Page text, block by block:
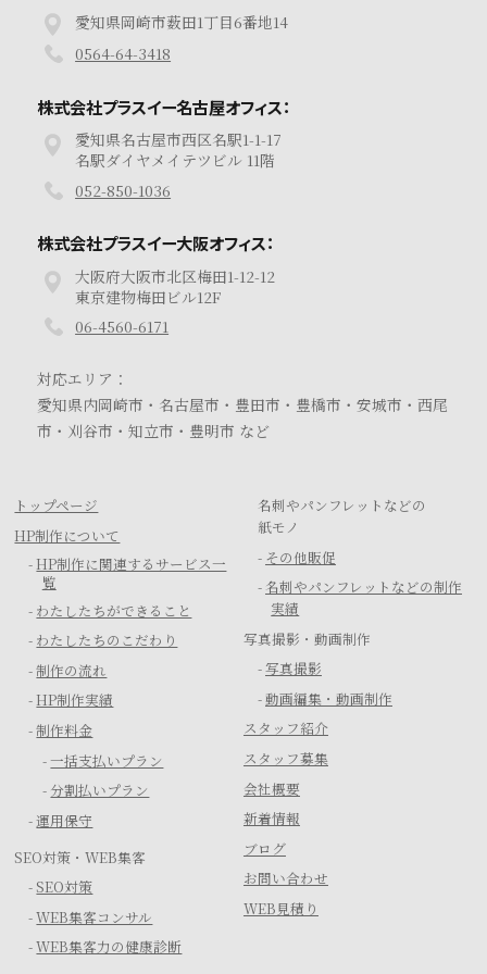
愛知県岡崎市薮田1丁目6番地14
0564-64-3418
株式会社プラスイー名古屋オフィス：
愛知県名古屋市西区名駅1-1-17
名駅ダイヤメイテツビル 11階
052-850-1036
株式会社プラスイー大阪オフィス：
大阪府大阪市北区梅田1-12-12
東京建物梅田ビル12F
06-4560-6171
対応エリア：
愛知県内岡崎市・名古屋市・豊田市・豊橋市・安城市・西尾
市・刈谷市・知立市・豊明市 など
トップページ
HP制作について
-HP制作に関連するサービス一
覧
- わたしたちができること
- わたしたちのこだわり
-制作の流れ
-HP制作実績
-制作料金
-一括支払いプラン
- 分割払いプラン
-運用保守
SEO対策・WEB集客
- SEO対策
-WEB集客コンサル
-WEB集客力の健康診断
名刺やパンフレットなどの
紙モノ
- その他販促
- 名刺やパンフレットなどの制作
実績
写真撮影・動画制作
-写真撮影
-動画編集・動画制作
スタッフ紹介
スタッフ募集
会社概要
新着情報
ブログ
お問い合わせ
WEB見積り